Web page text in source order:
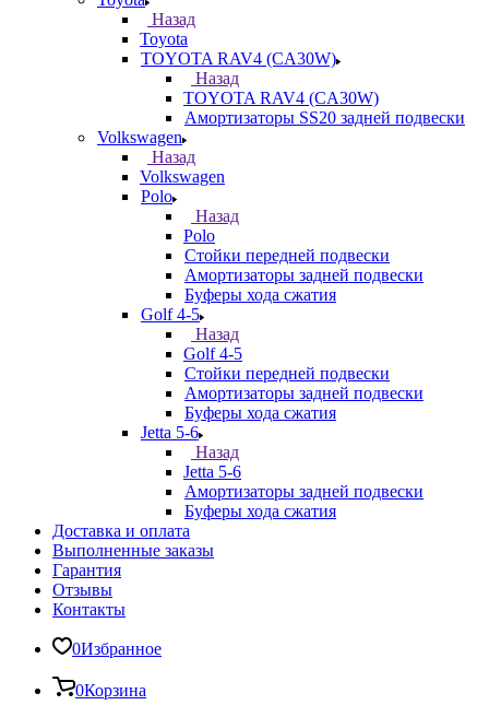
Назад
Toyota
TOYOTA RAV4 (CA30W)
Назад
TOYOTA RAV4 (CA30W)
Амортизаторы SS20 задней подвески
Volkswagen
Назад
Volkswagen
Polo
Назад
Polo
Стойки передней подвески
Амортизаторы задней подвески
Буферы хода сжатия
Golf 4-5
Назад
Golf 4-5
Стойки передней подвески
Амортизаторы задней подвески
Буферы хода сжатия
Jetta 5-6
Назад
Jetta 5-6
Амортизаторы задней подвески
Буферы хода сжатия
Доставка и оплата
Выполненные заказы
Гарантия
Отзывы
Контакты
0Избранное
0Корзина